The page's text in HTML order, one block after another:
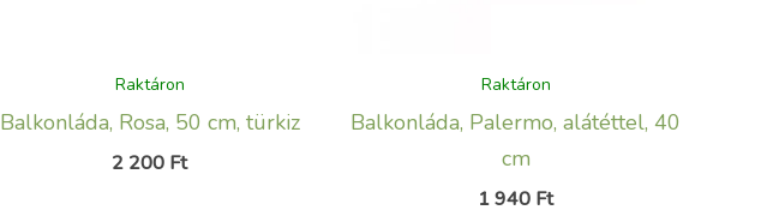
Raktáron
Balkonláda, Rosa, 50 cm, türkiz
2 200 Ft
Raktáron
Balkonláda, Palermo, alátéttel, 40
cm
1 940 Ft